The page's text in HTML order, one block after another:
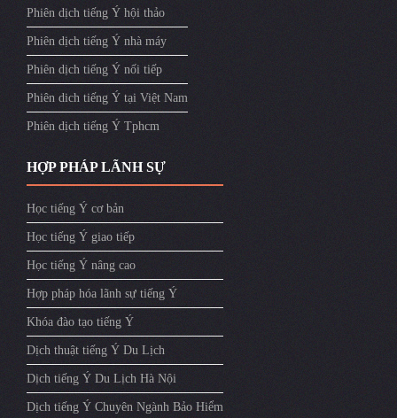
Phiên dịch tiếng Ý hội thảo
Phiên dịch tiếng Ý nhà máy
Phiên dịch tiếng Ý nối tiếp
Phiên dich tiếng Ý tại Việt Nam
Phiên dịch tiếng Ý Tphcm
HỢP PHÁP LÃNH SỰ
Học tiếng Ý cơ bản
Học tiếng Ý giao tiếp
Học tiếng Ý nâng cao
Hợp pháp hóa lãnh sự tiếng Ý
Khóa đào tạo tiếng Ý
Dịch thuật tiếng Ý Du Lịch
Dịch tiếng Ý Du Lịch Hà Nội
Dịch tiếng Ý Chuyên Ngành Bảo Hiểm